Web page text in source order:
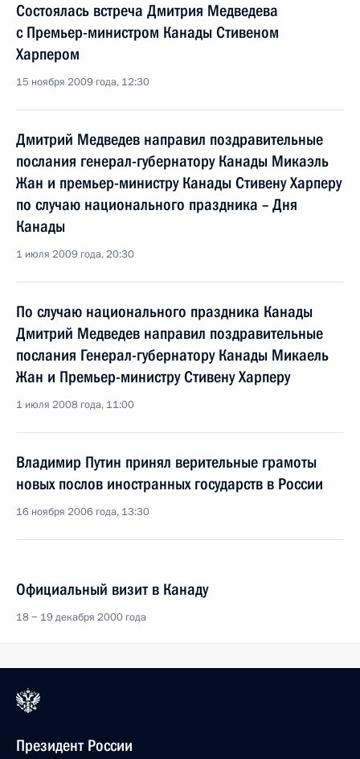
Состоялась встреча Дмитрия Медведева
с Премьер-министром Канады Стивеном
Харпером
15 ноября 2009 года, 12:30
Дмитрий Медведев направил поздравительные
послания генерал-губернатору Канады Микаэль
Жан и премьер-министру Канады Стивену Харперу
по случаю национального праздника – Дня
Канады
1 июля 2009 года, 20:30
По случаю национального праздника Канады
Дмитрий Медведев направил поздравительные
послания Генерал-губернатору Канады Микаель
Жан и Премьер-министру Стивену Харперу
1 июля 2008 года, 11:00
Владимир Путин принял верительные грамоты
новых послов иностранных государств в России
16 ноября 2006 года, 13:30
Официальный визит в Канаду
18 − 19 декабря 2000 года
Президент России